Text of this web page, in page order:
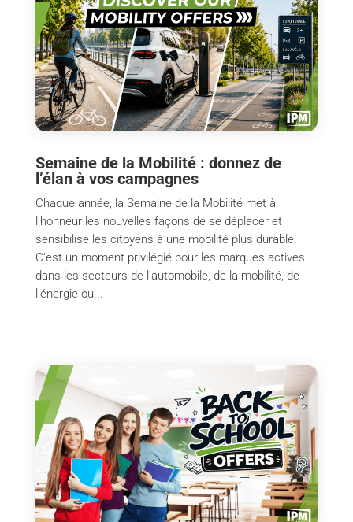
Semaine de la Mobilité : donnez de
l’élan à vos campagnes
Chaque année, la Semaine de la Mobilité met à
l'honneur les nouvelles façons de se déplacer et
sensibilise les citoyens à une mobilité plus durable.
C'est un moment privilégié pour les marques actives
dans les secteurs de l'automobile, de la mobilité, de
l'énergie ou...